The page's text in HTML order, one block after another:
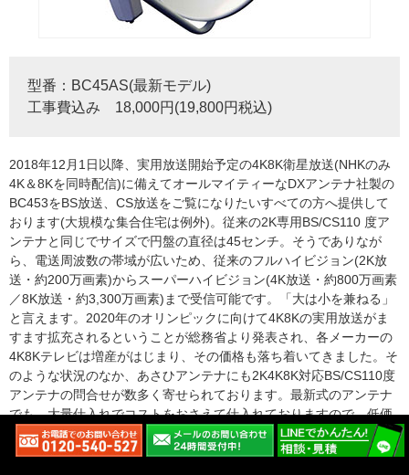
型番：BC45AS(最新モデル)
工事費込み 18,000円(19,800円税込)
2018年12月1日以降、実用放送開始予定の4K8K衛星放送(NHKのみ
4K＆8Kを同時配信)に備えてオールマイティーなDXアンテナ社製の
BC453をBS放送、CS放送をご覧になりたいすべての方へ提供して
おります(大規模な集合住宅は例外)。従来の2K専用BS/CS110 度ア
ンテナと同じでサイズで円盤の直径は45センチ。そうでありなが
ら、電送周波数の帯域が広いため、従来のフルハイビジョン(2K放
送・約200万画素)からスーパーハイビジョン(4K放送・約800万画素
／8K放送・約3,300万画素)まで受信可能です。「大は小を兼ねる」
と言えます。2020年のオリンピックに向けて4K8Kの実用放送がま
すます拡充されるということが総務省より発表され、各メーカーの
4K8Kテレビは増産がはじまり、その価格も落ち着いてきました。そ
のような状況のなか、あさひアンテナにも2K4K8K対応BS/CS110度
アンテナの問合せが数多く寄せられております。最新式のアンテナ
でも、大量仕入れでコストをおさえて仕入れておりますので、低価
格を実現できました。
BS110度CSアンテナ特設ページ